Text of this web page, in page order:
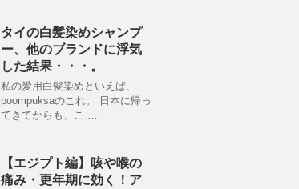
タイの白髪染めシャンプ
ー、他のブランドに浮気
した結果・・・。
私の愛用白髪染めといえば、
poompuksaのこれ。 日本に帰っ
てきてからも、こ …
【エジプト編】咳や喉の
痛み・更年期に効く！ア